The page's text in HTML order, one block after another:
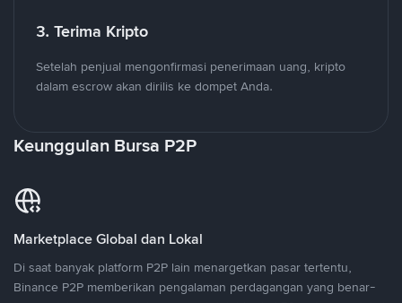
3. Terima Kripto
Setelah penjual mengonfirmasi penerimaan uang, kripto
dalam escrow akan dirilis ke dompet Anda.
Keunggulan Bursa P2P
Marketplace Global dan Lokal
Di saat banyak platform P2P lain menargetkan pasar tertentu,
Binance P2P memberikan pengalaman perdagangan yang benar-